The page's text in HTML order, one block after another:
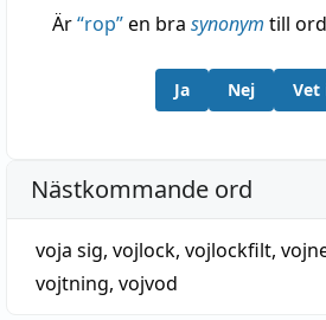
Är“rop”en bra synonym till
Ja Nej Vet
Nästkommande ord
voja sig, vojlock, vojlockfilt,
vojtning, vojvod